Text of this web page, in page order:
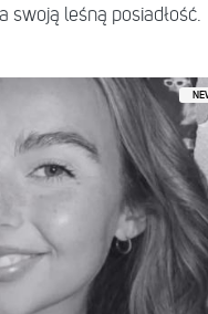
leśną posiadłość.